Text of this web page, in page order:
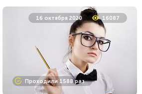
16 октября 2020 16087
Проходили 1588 раз